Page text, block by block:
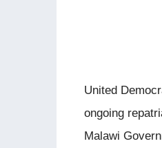
United
ongoing
Malawi